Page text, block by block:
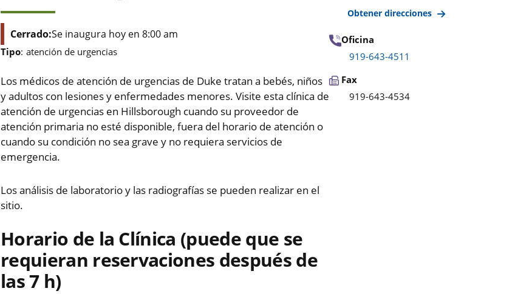
Cerrado:Se inaugura hoy en 8:00 am
Tipo: atención de urgencias
Los médicos de atención de urgencias de Duke tratan a bebés, niños
y adultos con lesiones y enfermedades menores. Visite esta clínica de
atención de urgencias en Hillsborough cuando su proveedor de
atención primaria no esté disponible, fuera del horario de atención o
cuando su condición no sea grave y no requiera servicios de
emergencia.
Los análisis de laboratorio y las radiografías se pueden realizar en el
sitio.
Horario de la Clínica (puede que se
requieran reservaciones después de
las 7 h)
Obtener direcciones
Oficina
919-643-4511
Fax
919-643-4534